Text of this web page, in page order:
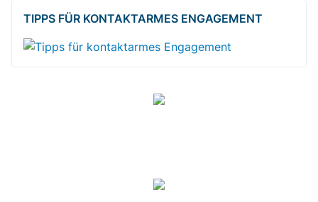
TIPPS FÜR KONTAKTARMES ENGAGEMENT